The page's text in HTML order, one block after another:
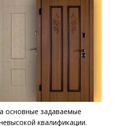
основные задаваемые
квалификации.